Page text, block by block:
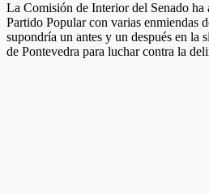
La Comisión de Interior del Senado ha
Partido Popular con varias enmiendas
supondría un antes y un después en la
de Pontevedra para luchar contra la